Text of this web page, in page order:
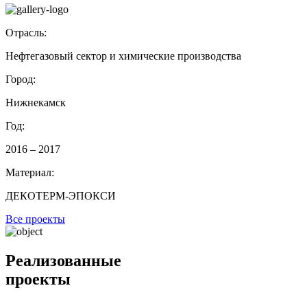
Отрасль:
Нефтегазовый сектор и химические производства
Город:
Нижнекамск
Год:
2016 – 2017
Материал:
ДЕКОТЕРМ-ЭПОКСИ
Все проекты
Реализованные
проекты